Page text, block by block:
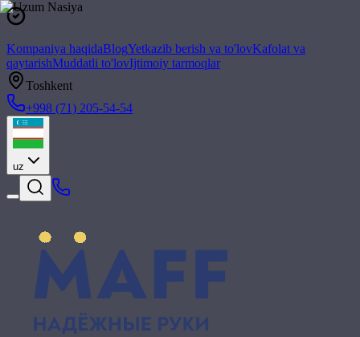
Kompaniya haqidaBlogYetkazib berish va to'lovKafolat va
qaytarishMuddatli to'lovIjtimoiy tarmoqlar
Toshkent
+998 (71) 205-54-54
uz